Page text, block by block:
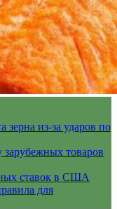
зерна из-за ударов по
зарубежных товаров
ставок в США
для